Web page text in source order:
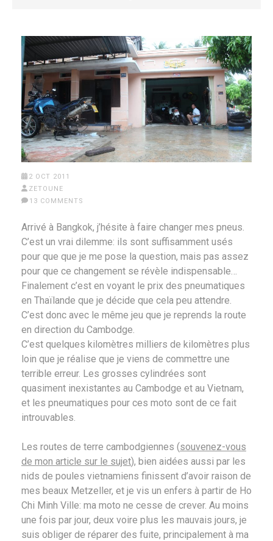
2 OCT 2011
ZETOUNE
13 COMMENTS
Arrivé à Bangkok, j’hésite à faire changer mes pneus.
C’est un vrai dilemme: ils sont suffisamment usés
pour que que je me pose la question, mais pas assez
pour que ce changement se révèle indispensable…
Finalement c’est en voyant le prix des pneumatiques
en Thaïlande que je décide que cela peu attendre.
C’est donc avec le même jeu que je reprends la route
en direction du Cambodge.
C’est quelques kilomètres milliers de kilomètres plus
loin que je réalise que je viens de commettre une
terrible erreur. Les grosses cylindrées sont
quasiment inexistantes au Cambodge et au Vietnam,
et les pneumatiques pour ces moto sont de ce fait
introuvables.
Les routes de terre cambodgiennes (souvenez-vous
de mon article sur le sujet), bien aidées aussi par les
nids de poules vietnamiens finissent d’avoir raison de
mes beaux Metzeller, et je vis un enfers à partir de Ho
Chi Minh Ville: ma moto ne cesse de crever. Au moins
une fois par jour, deux voire plus les mauvais jours, je
suis obliger de réparer des fuite, principalement à ma